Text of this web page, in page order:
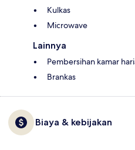
Kulkas
Microwave
Lainnya
Pembersihan kamar
Brankas
Biaya & kebijakan